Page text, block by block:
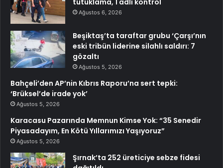
tutuklama, 1 adli kontrol
Ağustos 6, 2026
Beşiktaş’ta taraftar grubu ‘Çarşı’nın
eski tribün liderine silahlı saldırı: 7
gözaltı
Ağustos 5, 2026
Bahçeli’den AP’nin Kıbrıs Raporu’na sert tepki:
‘Brüksel’de irade yok’
Ağustos 5, 2026
Karacasu Pazarında Memnun Kimse Yok: “35 Senedir
Piyasadayım, En Kötü Yıllarımızı Yaşıyoruz”
Ağustos 5, 2026
Şırnak’ta 252 üreticiye sebze fidesi